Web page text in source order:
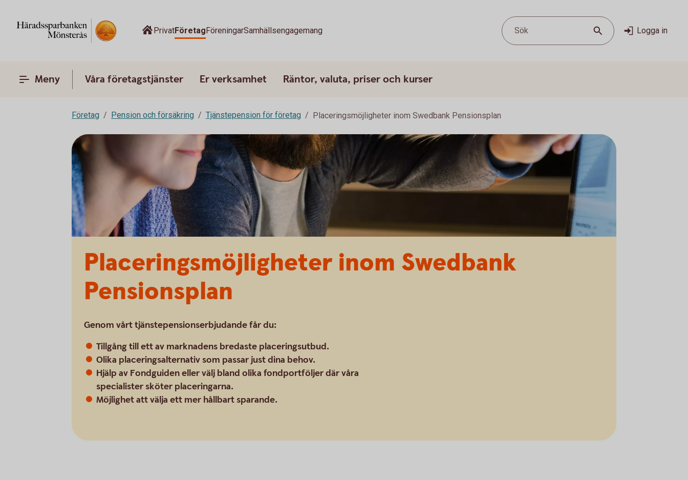
PrivatFöretagFöreningarSamhällsengagemang Sök Logga in
Meny Våra företagstjänster Er verksamhet Räntor, valuta, priser och kurser
Företag Pension och försäkring Tjänstepension för företag Placeringsmöjligheter inom Swedbank Pensionsplan
Placeringsmöjligheter inom Swedbank
Pensionsplan
Genom vårt tjänstepensionserbjudande får du:
Tillgång till ett av marknadens bredaste placeringsutbud.
Olika placeringsalternativ som passar just dina behov.
Hjälp av Fondguiden eller välj bland olika fondportföljer där våra
specialister sköter placeringarna.
Möjlighet att välja ett mer hållbart sparande.